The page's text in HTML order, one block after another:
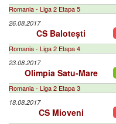
Romania - Liga 2 Etapa 5
26.08.2017
CS Balotești
Romania - Liga 2 Etapa 4
23.08.2017
Olimpia Satu-Mare
Romania - Liga 2 Etapa 3
18.08.2017
CS Mioveni